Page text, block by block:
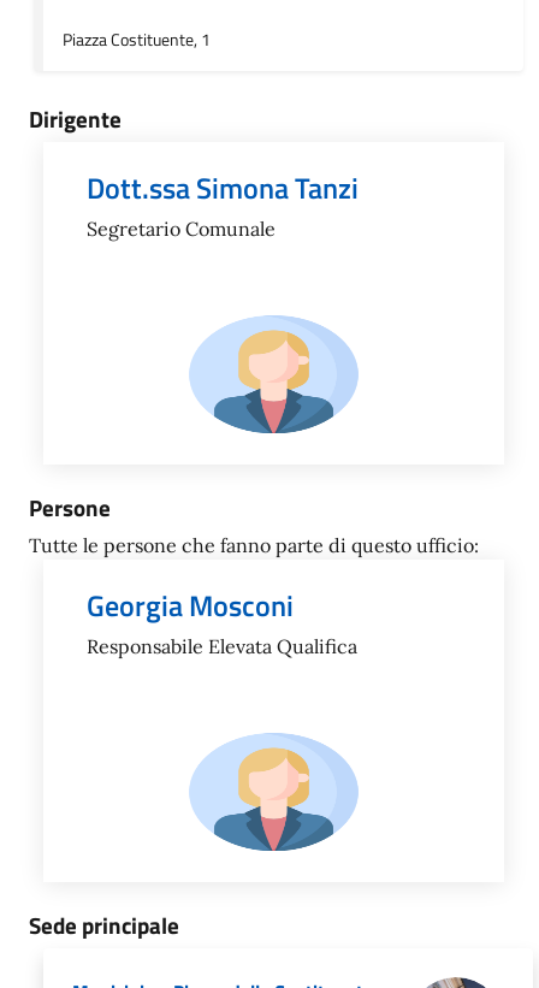
Piazza Costituente, 1
Dirigente
Dott.ssa Simona Tanzi
Segretario Comunale
Persone
Tutte le persone che fanno parte di questo ufficio:
Georgia Mosconi
Responsabile Elevata Qualifica
Sede principale